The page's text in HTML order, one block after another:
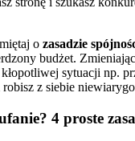
o zasadzie
budżet.
sytuacji np.
z siebie
4 proste